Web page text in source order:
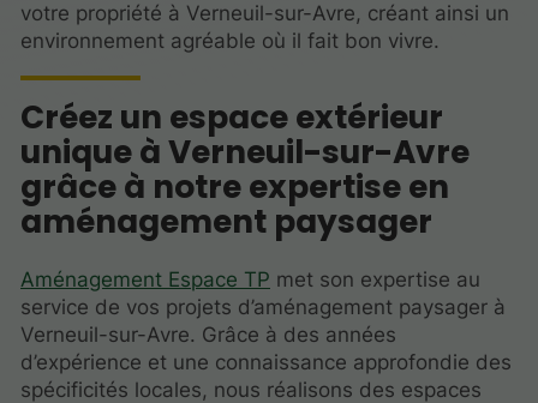
votre propriété à Verneuil-sur-Avre, créant ainsi un
environnement agréable où il fait bon vivre.
Créez un espace extérieur
unique à Verneuil-sur-Avre
grâce à notre expertise en
aménagement paysager
Aménagement Espace TP met son expertise au
service de vos projets d’aménagement paysager à
Verneuil-sur-Avre. Grâce à des années
d’expérience et une connaissance approfondie des
spécificités locales, nous réalisons des espaces